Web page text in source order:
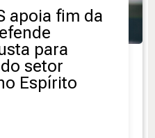
apoia fim da
para
setor
Espírito